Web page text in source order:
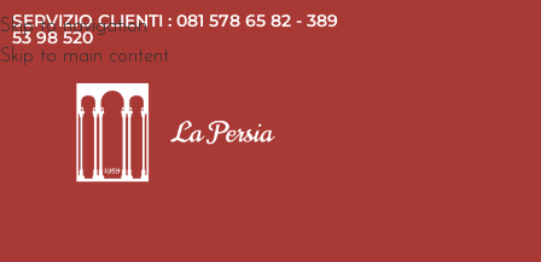
Skip to navigation
Skip to main content
SERVIZIO CLIENTI : 081 578 65 82 - 389
53 98 520